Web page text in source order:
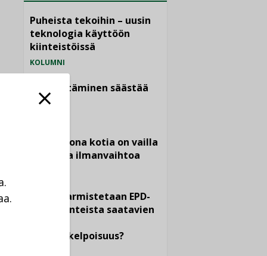
Puheista tekoihin – uusin
teknologia käyttöön
kiinteistöissä
KOLUMNI
Sähköistäminen säästää
euroja
Yli miljoona kotia on vailla
toimivaa ilmanvaihtoa
Miten varmistetaan EPD-
dokumenteista saatavien
vertailukelpoisuus?